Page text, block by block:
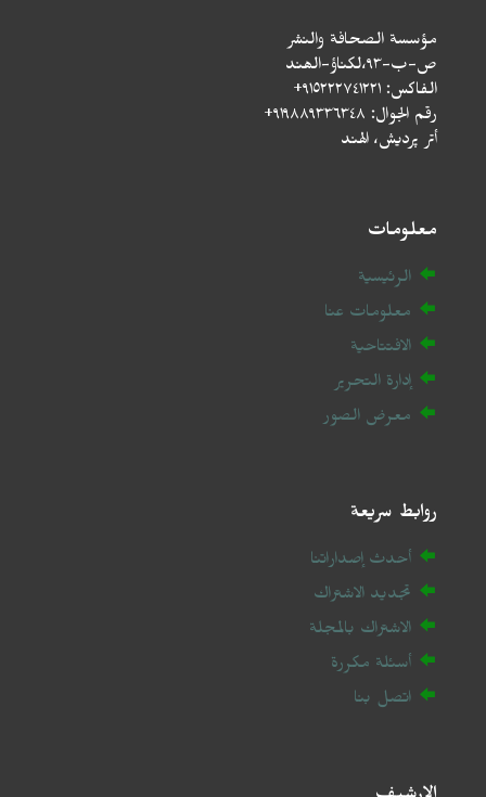
مؤسسة الصحافة والنشر
ص-ب-۹۳،لکناؤ-الھند
الفاكس: ٩١٥٢٢٢٧٤١٢٢١+
رقم الجوال: ٩١٩٨٨٩٣٣٦٣٤٨+
أتر پردیش، الهند
معلومات
الرئيسية
معلومات عنا
الافتتاحية
إدارة التحرير
معرض الصور
روابط سريعة
أحدث إصداراتنا
تجديد الاشتراك
الاشتراك بالمجلة
أسئلة مكررة
اتصل بنا